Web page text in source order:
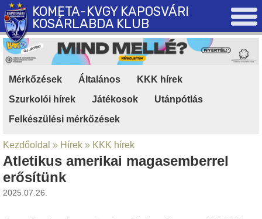
KOMETA-KVGY KAPOSVÁRI
KOSÁRLABDA KLUB
Mérkőzések Általános KKK hírek
Szurkolói hírek
Játékosok Utánpótlás
Felkészülési mérkőzések
Kezdőoldal » Hírek » KKK hírek
Atletikus amerikai magasemberrel
erősítünk
2025.07.26.